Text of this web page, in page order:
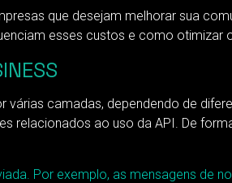
que desejam melhorar sua
esses custos e como otimizar
camadas, dependendo de
relacionados ao uso da API. De
Por exemplo, as mensagens de